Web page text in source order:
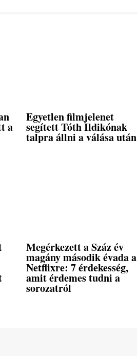
a
Egyetlen filmjelenet
segített Tóth Ildikónak
talpra állni a válása után
Megérkezett a Száz év
magány második évada a
Netflixre: 7 érdekesség,
amit érdemes tudni a
sorozatról